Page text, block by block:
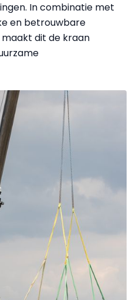
In combinatie met
en betrouwbare
dit de kraan